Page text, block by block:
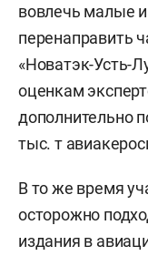
вовлечь малые
перенаправить
«Новатэк-Усть-
оценкам
дополнительно
тыс. т
В то же время
осторожно
издания в